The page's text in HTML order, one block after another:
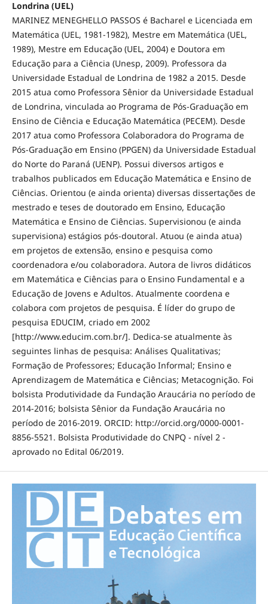
Londrina (UEL)
MARINEZ MENEGHELLO PASSOS é Bacharel e Licenciada em
Matemática (UEL, 1981-1982), Mestre em Matemática (UEL,
1989), Mestre em Educação (UEL, 2004) e Doutora em
Educação para a Ciência (Unesp, 2009). Professora da
Universidade Estadual de Londrina de 1982 a 2015. Desde
2015 atua como Professora Sênior da Universidade Estadual
de Londrina, vinculada ao Programa de Pós-Graduação em
Ensino de Ciência e Educação Matemática (PECEM). Desde
2017 atua como Professora Colaboradora do Programa de
Pós-Graduação em Ensino (PPGEN) da Universidade Estadual
do Norte do Paraná (UENP). Possui diversos artigos e
trabalhos publicados em Educação Matemática e Ensino de
Ciências. Orientou (e ainda orienta) diversas dissertações de
mestrado e teses de doutorado em Ensino, Educação
Matemática e Ensino de Ciências. Supervisionou (e ainda
supervisiona) estágios pós-doutoral. Atuou (e ainda atua)
em projetos de extensão, ensino e pesquisa como
coordenadora e/ou colaboradora. Autora de livros didáticos
em Matemática e Ciências para o Ensino Fundamental e a
Educação de Jovens e Adultos. Atualmente coordena e
colabora com projetos de pesquisa. É líder do grupo de
pesquisa EDUCIM, criado em 2002
[http://www.educim.com.br/]. Dedica-se atualmente às
seguintes linhas de pesquisa: Análises Qualitativas;
Formação de Professores; Educação Informal; Ensino e
Aprendizagem de Matemática e Ciências; Metacognição. Foi
bolsista Produtividade da Fundação Araucária no período de
2014-2016; bolsista Sênior da Fundação Araucária no
período de 2016-2019. ORCID: http://orcid.org/0000-0001-
8856-5521. Bolsista Produtividade do CNPQ - nível 2 -
aprovado no Edital 06/2019.